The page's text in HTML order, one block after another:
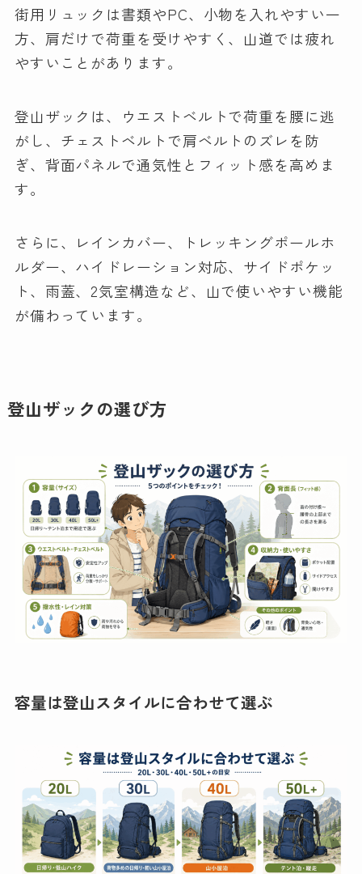
街用リュックは書類やPC、小物を入れやすい一
方、肩だけで荷重を受けやすく、山道では疲れ
やすいことがあります。
登山ザックは、ウエストベルトで荷重を腰に逃
がし、チェストベルトで肩ベルトのズレを防
ぎ、背面パネルで通気性とフィット感を高めま
す。
さらに、レインカバー、トレッキングポールホ
ルダー、ハイドレーション対応、サイドポケッ
ト、雨蓋、2気室構造など、山で使いやすい機能
が備わっています。
登山ザックの選び方
容量は登山スタイルに合わせて選ぶ